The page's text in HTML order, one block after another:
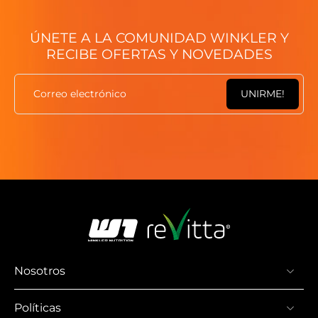
ÚNETE A LA COMUNIDAD WINKLER Y
RECIBE OFERTAS Y NOVEDADES
Correo electrónico UNIRME!
Nosotros
Políticas